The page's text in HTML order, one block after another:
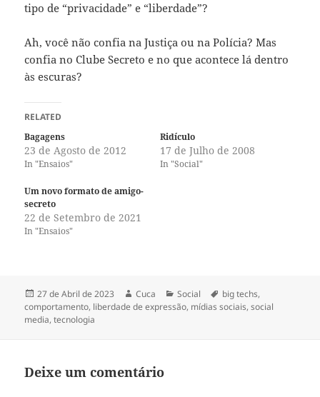
tipo de “privacidade” e “liberdade”?
Ah, você não confia na Justiça ou na Polícia? Mas
confia no Clube Secreto e no que acontece lá dentro
às escuras?
RELATED
Bagagens
23 de Agosto de 2012
In "Ensaios"
Ridículo
17 de Julho de 2008
In "Social"
Um novo formato de amigo-
secreto
22 de Setembro de 2021
In "Ensaios"
Publicado
a
27 de Abril de 2023 Autor
Cuca Categorias
Social Etiquetas
big techs,
comportamento, liberdade de expressão, mídias sociais,social
media,tecnologia
Deixe um comentário